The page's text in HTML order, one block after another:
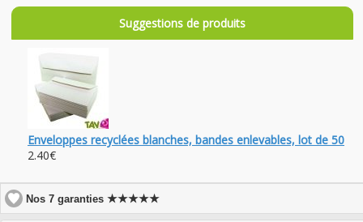
Suggestions de produits
Enveloppes recyclées blanches, bandes enlevables, lot de 50
2.40€
Nos 7 garanties★★★★★